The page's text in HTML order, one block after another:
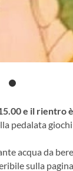
e il rientro
pedalata
acqua da
sulla